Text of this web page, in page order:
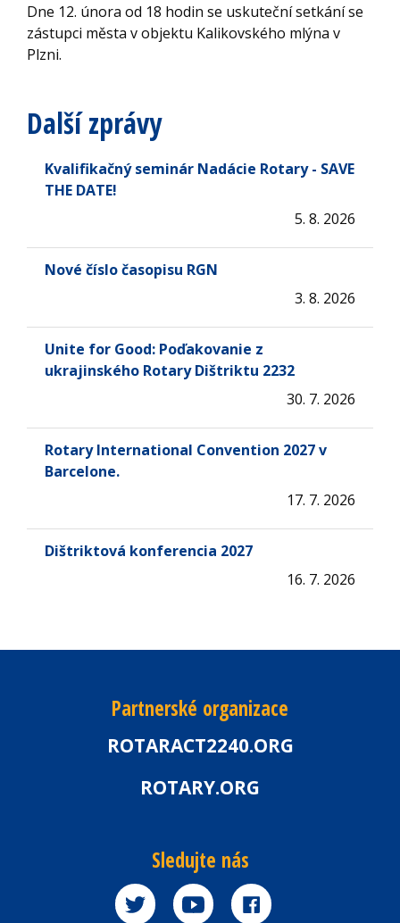
Dne 12. února od 18 hodin se uskuteční setkání se
zástupci města v objektu Kalikovského mlýna v
Plzni.
Další zprávy
Kvalifikačný seminár Nadácie Rotary - SAVE
THE DATE!
5. 8. 2026
Nové číslo časopisu RGN
3. 8. 2026
Unite for Good: Poďakovanie z
ukrajinského Rotary Dištriktu 2232
30. 7. 2026
Rotary International Convention 2027 v
Barcelone.
17. 7. 2026
Dištriktová konferencia 2027
16. 7. 2026
Partnerské organizace
ROTARACT2240.ORG
ROTARY.ORG
Sledujte nás